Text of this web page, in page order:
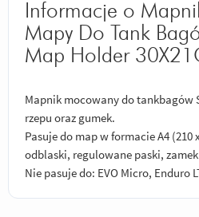
Informacje o
Mapy Do Tank
Map Holder
Mapnik mocowany do tankbagów
rzepu oraz gumek.
Pasuje do map w formacie A4 (210
odblaski, regulowane paski, zamek
Nie pasuje do: EVO Micro, Enduro